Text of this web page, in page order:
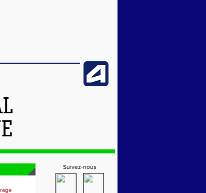
Suivez-nous